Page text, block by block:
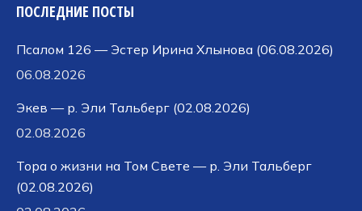
ПОСЛЕДНИЕ ПОСТЫ
Псалом 126 — Эстер Ирина Хлынова (06.08.2026)
06.08.2026
Экев — р. Эли Тальберг (02.08.2026)
02.08.2026
Тора о жизни на Том Свете — р. Эли Тальберг
(02.08.2026)